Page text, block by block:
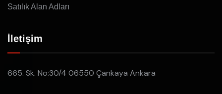
Satılık Alan Adları
İletişim
665. Sk. No:30/4 06550 Çankaya Ankara